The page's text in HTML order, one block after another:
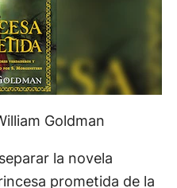
Goldman
la novela
prometida de la